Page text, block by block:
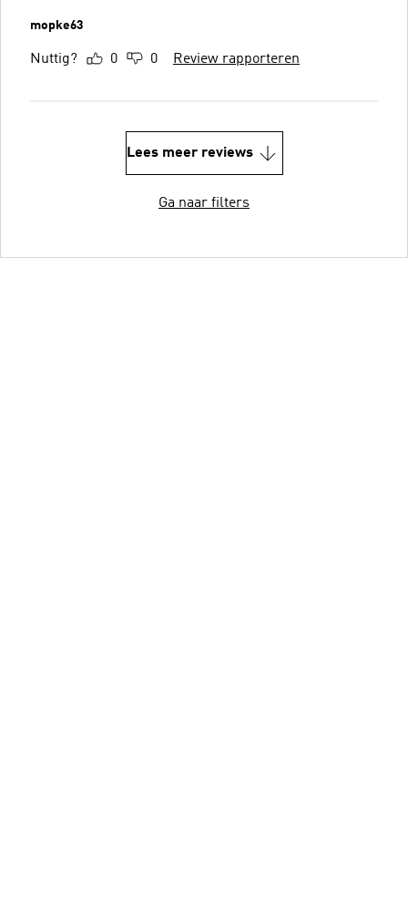
mopke63
Nuttig? 0 0 Review rapporteren
Lees meer reviews
Ga naar filters